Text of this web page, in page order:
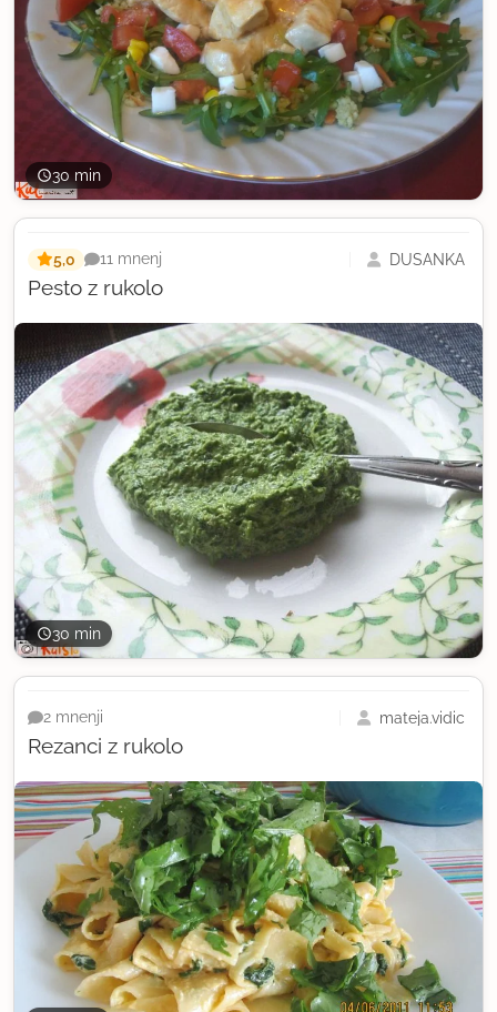
30 min
30 min
Pesto z rukolo
5,0 11 mnenj DUŠANKA
Rezanci z rukolo
2 mnenji mateja.vidic